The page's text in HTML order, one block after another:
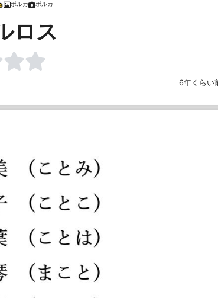
ポルカ ポルカ
ロス
6年くらい